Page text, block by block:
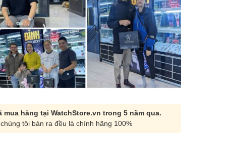
mua hàng tại WatchStore.vn trong 5 năm qua.
tôi bán ra đều là chính hãng 100%